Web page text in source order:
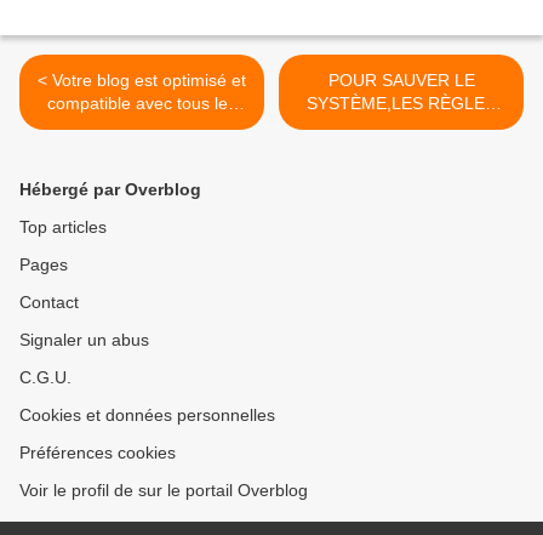
< Votre blog est optimisé et
compatible avec tous les
téléphones -041008
POUR SAUVER LE
SYSTÈME,LES RÈGLES
EUROPÉENNES NE
Hébergé par Overblog
Top articles
Pages
Contact
Signaler un abus
C.G.U.
Cookies et données personnelles
Préférences cookies
Voir le profil de sur le portail Overblog